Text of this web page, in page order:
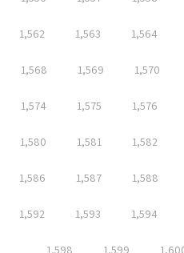
1,562 1,563 1,564
1,568 1,569 1,570
1,574 1,575 1,576
1,580 1,581 1,582
1,586 1,587 1,588
1,592 1,593 1,594
1,598 1,599